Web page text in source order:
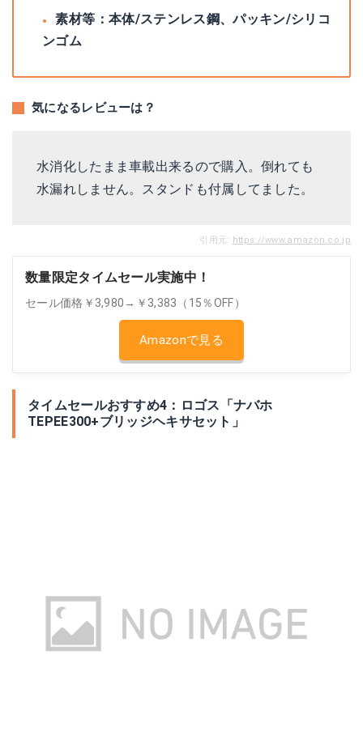
素材等：本体/ステンレス鋼、パッキン/シリコ
ンゴム
気になるレビューは？
水消化したまま車載出来るので購入。倒れても
水漏れしません。スタンドも付属してました。
引用元: https://www.amazon.co.jp
数量限定タイムセール実施中！
セール価格￥3,980→￥3,383（15％OFF）
Amazonで見る
タイムセールおすすめ4：ロゴス「ナバホ
TEPEE300+ブリッジヘキサセット」